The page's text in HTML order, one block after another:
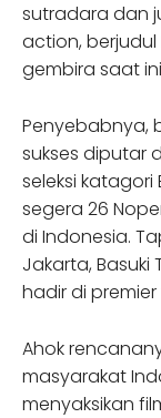
sutradara dan
action, berjudul
gembira saat
Penyebabnya,
sukses diputar
seleksi katagori
segera 26
di Indonesia.
Jakarta, Basuki
hadir di
Ahok
masyarakat
menyaksikan